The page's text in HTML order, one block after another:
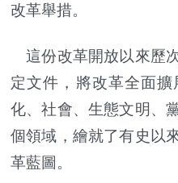
改革舉措。
這份改革開放以來歷
定文件，將改革全面
化、社會、生態文明、
個領域，繪就了有史以
革藍圖。